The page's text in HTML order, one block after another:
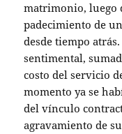
matrimonio, luego
padecimiento de
desde tiempo
sentimental,
costo del servicio
momento ya se
del vínculo
agravamiento de